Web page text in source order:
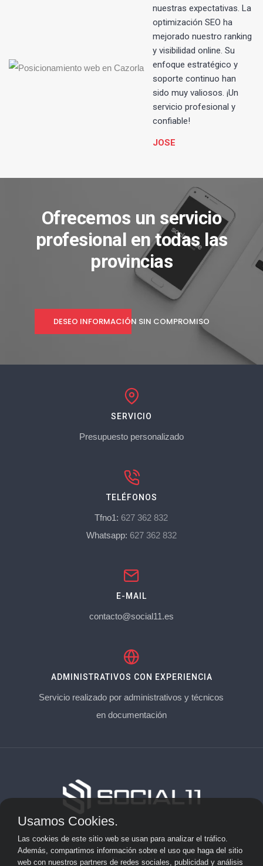
nuestras expectativas. La
optimización SEO ha
mejorado nuestro ranking
y visibilidad online. Su
enfoque estratégico y
soporte continuo han
sido muy valiosos. ¡Un
servicio profesional y
confiable!
JOSE
Ofrecemos un servicio
profesional en todas las
provincias
DESEO INFORMACIÓN SIN COMPROMISO
SERVICIO
Presupuesto personalizado
TELÉFONOS
Tfno1: 627 362 832
Whatsapp: 627 362 832
E-MAIL
contacto@social11.es
ADMINISTRATIVOS CON EXPERIENCIA
Servicio realizado por administrativos y técnicos
en documentación
Aviso Legal
Privacidad
Usamos Cookies.
Las cookies de este sitio web se usan para analizar el tráfico.
Además, compartimos información sobre el uso que haga del sitio
web con nuestros partners de redes sociales, publicidad y análisis